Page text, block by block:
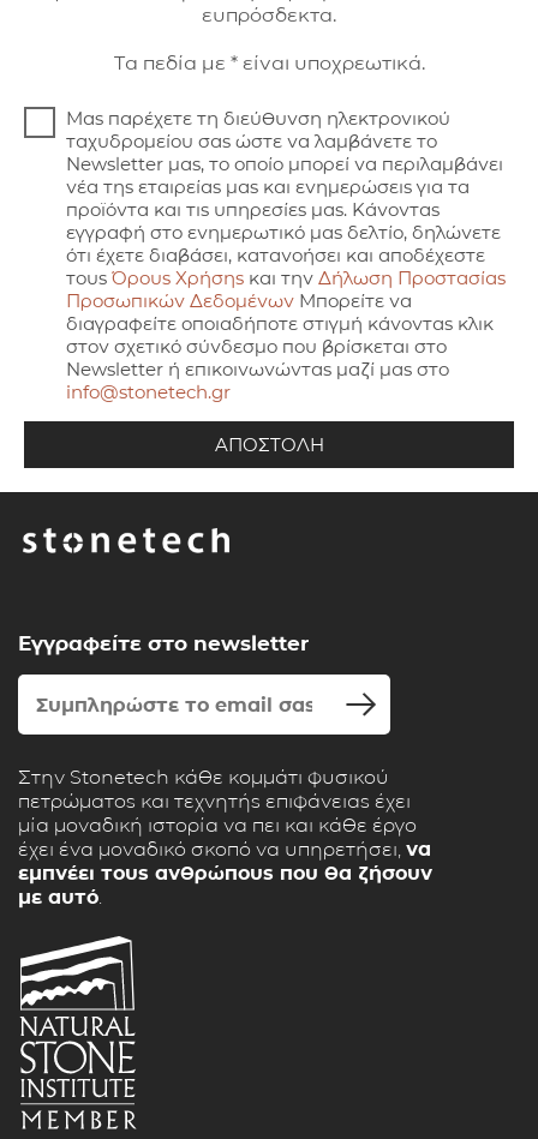
ευπρόσδεκτα.
Τα πεδία με * είναι υποχρεωτικά.
Μας παρέχετε τη διεύθυνση ηλεκτρονικού
ταχυδρομείου σας ώστε να λαμβάνετε το
Newsletter μας, το οποίο μπορεί να περιλαμβάνει
νέα της εταιρείας μας και ενημερώσεις για τα
προϊόντα και τις υπηρεσίες μας. Κάνοντας
εγγραφή στο ενημερωτικό μας δελτίο, δηλώνετε
ότι έχετε διαβάσει, κατανοήσει και αποδέχεστε
τους Όρους Χρήσης και την Δήλωση Προστασίας
Προσωπικών Δεδομένων Μπορείτε να
διαγραφείτε οποιαδήποτε στιγμή κάνοντας κλικ
στον σχετικό σύνδεσμο που βρίσκεται στο
Newsletter ή επικοινωνώντας μαζί μας στο
info@stonetech.gr
Εγγραφείτε στο newsletter
Στην Stonetech κάθε κομμάτι φυσικού
πετρώματος και τεχνητής επιφάνειας έχει
μία μοναδική ιστορία να πει και κάθε έργο
έχει ένα μοναδικό σκοπό να υπηρετήσει, να
εμπνέει τους ανθρώπους που θα ζήσουν
με αυτό.